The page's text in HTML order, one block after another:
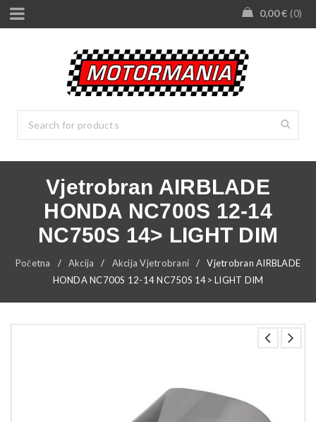
0,00€ 0
Vjetrobran AIRBLADE
HONDA NC700S 12-14
NC750S 14> LIGHT DIM
Početna / Akcija / Akcija Vjetrobrani /
Vjetrobran AIRBLADE
HONDA NC700S 12-14 NC750S 14> LIGHT DIM